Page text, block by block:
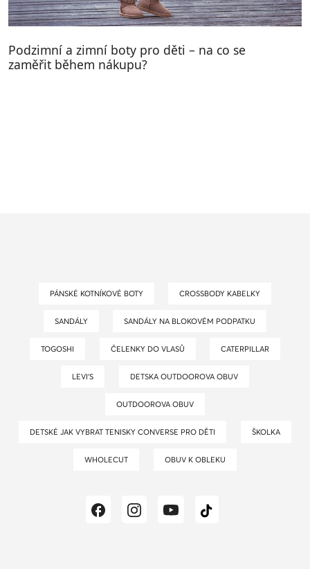
Podzimní a zimní boty pro děti – na co se
zaměřit během nákupu?
PÁNSKÉ KOTNÍKOVÉ BOTY CROSSBODY KABELKY
SANDÁLY SANDÁLY NA BLOKOVÉM PODPATKU
TOGOSHI ČELENKY DO VLASŮ CATERPILLAR
LEVI’S DETSKA OUTDOOROVA OBUV
OUTDOOROVA OBUV
DETSKÉ JAK VYBRAT TENISKY CONVERSE PRO DĚTI ŠKOLKA
WHOLECUT OBUV K OBLEKU